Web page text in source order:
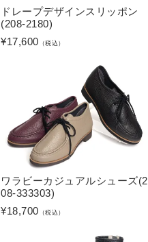
ドレープデザインスリッポン
(208-2180)
¥17,600 （税込）
ワラビーカジュアルシューズ(2
08-333303)
¥18,700 （税込）